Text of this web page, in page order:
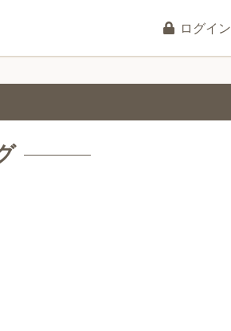
ログイン